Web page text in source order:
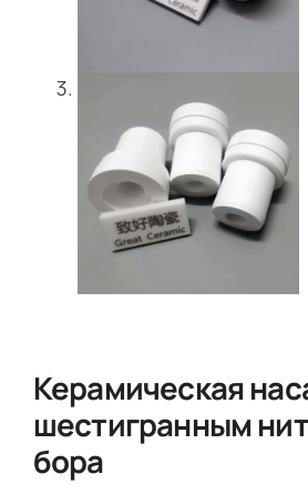
Керамическая
шестигранным
бора